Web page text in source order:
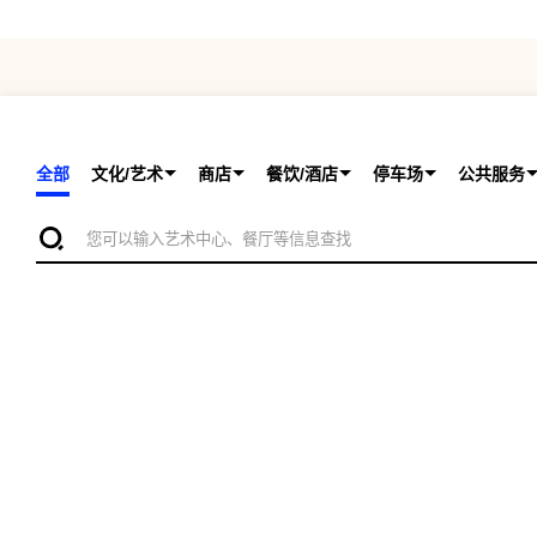
全部 文化/艺术 商店 餐饮/酒店 停车场 公共服务